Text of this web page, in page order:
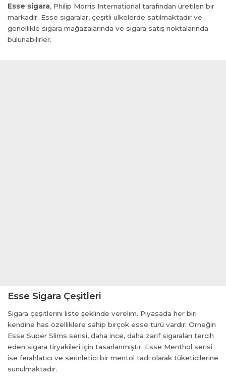
Esse sigara, Philip Morris International tarafından üretilen bir
markadır. Esse sigaralar, çeşitli ülkelerde satılmaktadır ve
genellikle sigara mağazalarında ve sigara satış noktalarında
bulunabilirler.
Esse Sigara Çeşitleri
Sigara çeşitlerini liste şeklinde verelim. Piyasada her biri
kendine has özelliklere sahip birçok esse türü vardır. Örneğin
Esse Super Slims serisi, daha ince, daha zarif sigaraları tercih
eden sigara tiryakileri için tasarlanmıştır. Esse Menthol serisi
ise ferahlatıcı ve serinletici bir mentol tadı olarak tüketicilerine
sunulmaktadır.